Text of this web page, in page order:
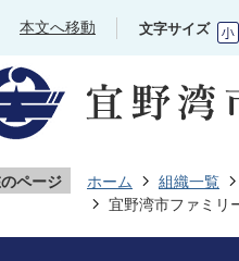
本文へ移動 文字サイズ
ページ ホーム 組織一覧
宜野湾市ファミリ